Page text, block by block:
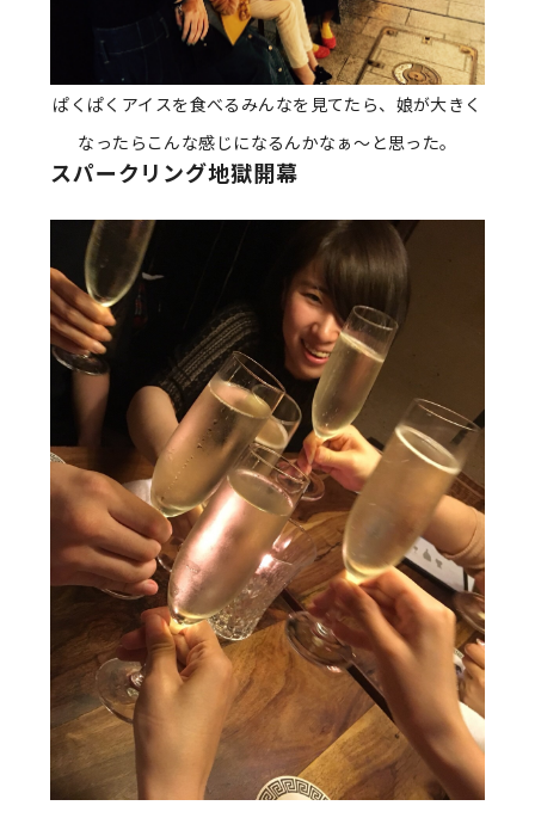
ぱくぱくアイスを食べるみんなを見てたら、娘が大きく
なったらこんな感じになるんかなぁ〜と思った。
スパークリング地獄開幕